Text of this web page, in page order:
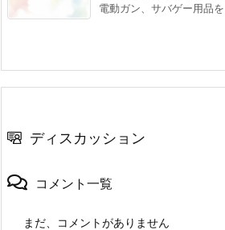
電動ガン、サバゲー用品
ディスカッション
コメント一覧
まだ、コメントがありません